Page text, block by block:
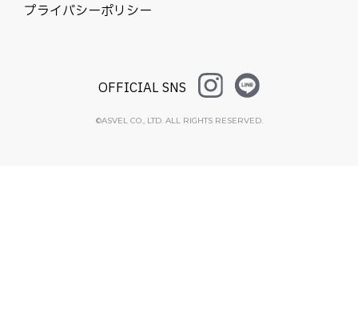
プライバシーポリシー
OFFICIAL SNS
©ASVEL CO., LTD. ALL RIGHTS RESERVED.